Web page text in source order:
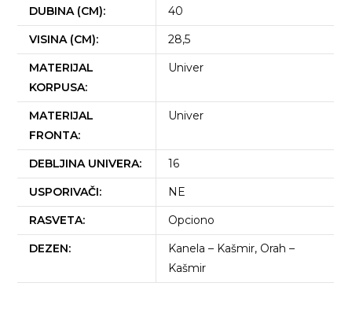
DUBINA (CM):
40
VISINA (CM):
28,5
MATERIJAL
KORPUSA:
Univer
MATERIJAL
FRONTA:
Univer
DEBLJINA UNIVERA:
16
USPORIVAČI:
NE
RASVETA:
Opciono
DEZEN:
Kanela – Kašmir, Orah –
Kašmir